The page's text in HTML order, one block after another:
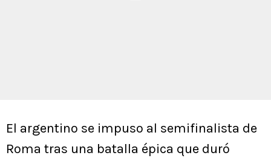
El argentino se impuso al semifinalista de
Roma tras una batalla épica que duró